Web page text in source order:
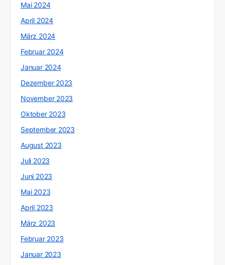
Mai 2024
April 2024
März 2024
Februar 2024
Januar 2024
Dezember 2023
November 2023
Oktober 2023
September 2023
August 2023
Juli 2023
Juni 2023
Mai 2023
April 2023
März 2023
Februar 2023
Januar 2023